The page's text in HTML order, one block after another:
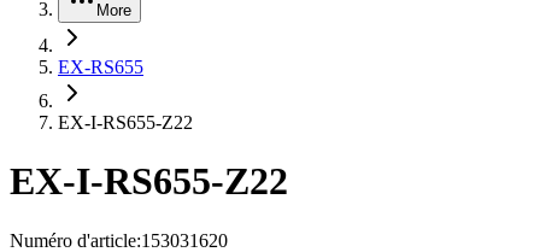
More
EX-RS655
EX-I-RS655-Z22
EX-I-RS655-Z22
Numéro d'article:153031620